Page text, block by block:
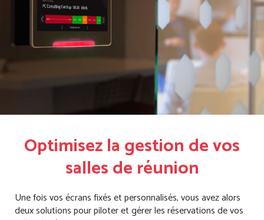
Optimisez la gestion de vos
salles de réunion
Une fois vos écrans fixés et personnalisés, vous avez alors
deux solutions pour piloter et gérer les réservations de vos